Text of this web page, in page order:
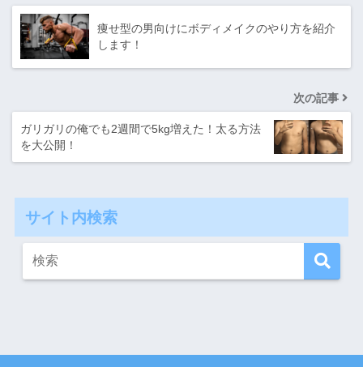
痩せ型の男向けにボディメイクのやり方を紹介
します！
次の記事
ガリガリの俺でも2週間で5kg増えた！太る方法
を大公開！
サイト内検索